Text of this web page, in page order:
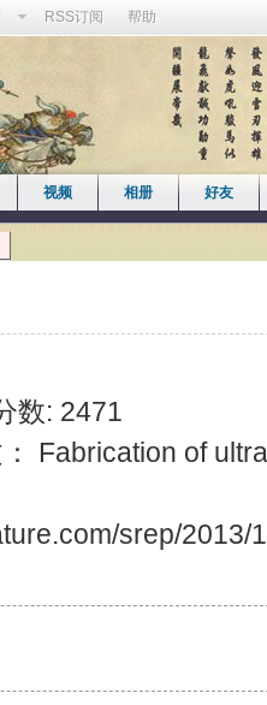
RSS订阅 帮助
视频 相册 好友
数: 2471
Fabrication of
srep/